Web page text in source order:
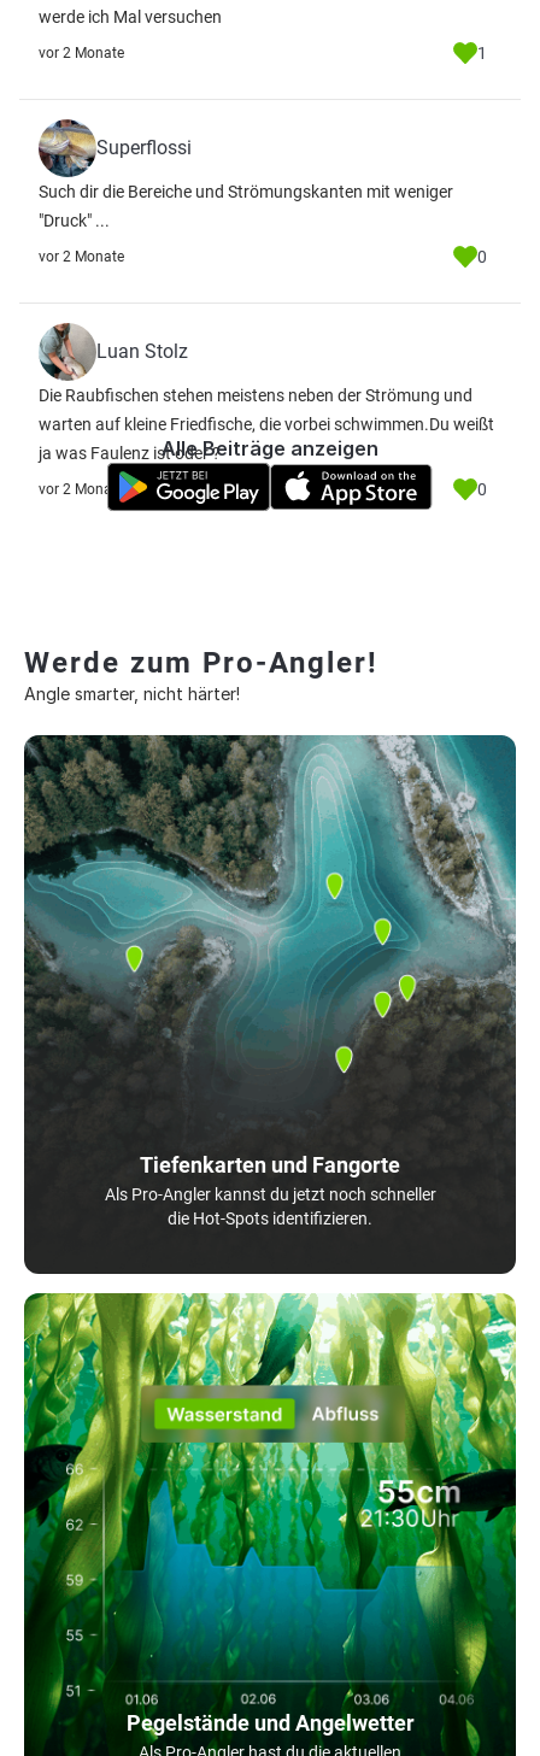
werde ich Mal versuchen
vor 2 Monate 1
Superflossi
Such dir die Bereiche und Strömungskanten mit weniger
"Druck" ...
vor 2 Monate 0
Luan Stolz
Die Raubfischen stehen meistens neben der Strömung und
warten auf kleine Friedfische, die vorbei schwimmen.Du weißt
ja was Faulenz ist oder ?
vor 2 Monate 0
Alle Beiträge anzeigen
Werde zum Pro-Angler!
Angle smarter, nicht härter!
Tiefenkarten und Fangorte
Als Pro-Angler kannst du jetzt noch schneller
die Hot-Spots identifizieren.
Pegelstände und Angelwetter
Als Pro-Angler hast du die aktuellen